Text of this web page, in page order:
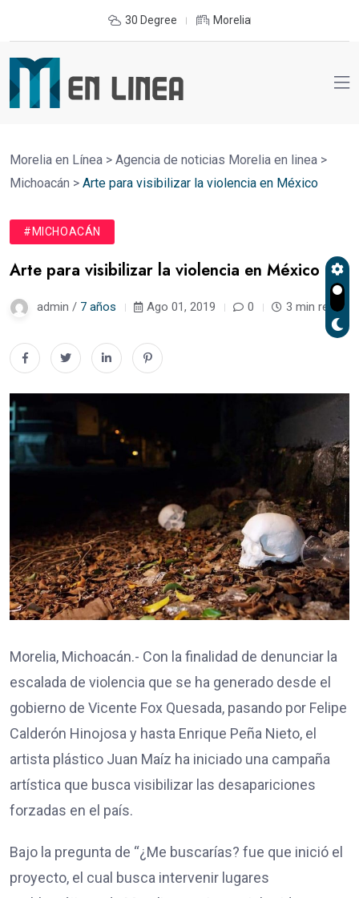
30 Degree Morelia
Morelia en Línea > Agencia de noticias Morelia en linea >
Michoacán > Arte para visibilizar la violencia en México
#MICHOACÁN
Arte para visibilizar la violencia en México
admin / 7 años Ago 01, 2019 0 3 min read
Morelia, Michoacán.- Con la finalidad de denunciar la
escalada de violencia que se ha generado desde el
gobierno de Vicente Fox Quesada, pasando por Felipe
Calderón Hinojosa y hasta Enrique Peña Nieto, el
artista plástico Juan Maíz ha iniciado una campaña
artística que busca visibilizar las desapariciones
forzadas en el país.
Bajo la pregunta de “¿Me buscarías? fue que inició el
proyecto, el cual busca intervenir lugares